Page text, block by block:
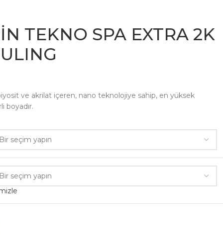
TEKNO SPA EXTRA 2K
ve akrilat içeren, nano teknolojiye sahip, en yüksek
boyadır.